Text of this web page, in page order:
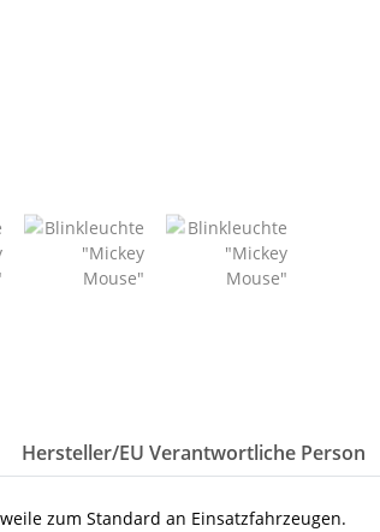
Hersteller/EU Verantwortliche Person
zum Standard an Einsatzfahrzeugen.